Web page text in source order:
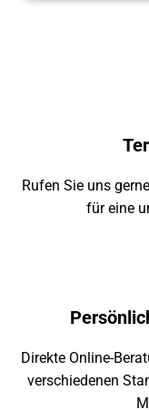
Rufen Sie uns
für eine
Direkte Online-
verschiedenen